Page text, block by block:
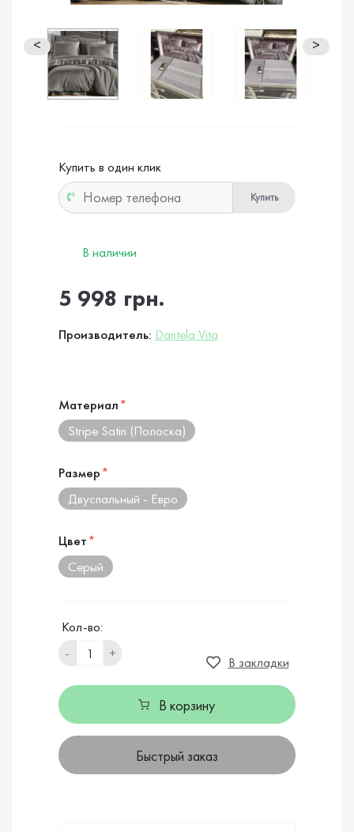
< >
Купить в один клик
Купить
В наличии
5 998 грн.
Производитель: Dantela Vita
Материал*
Stripe Satin (Полоска)
Размер*
Двуспальный - Евро
Цвет*
Серый
Кол-во:
-
+
В закладки
В корзину
Быстрый заказ